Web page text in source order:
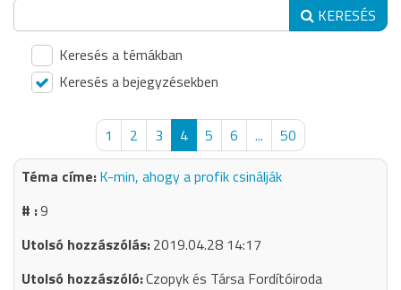
KERESÉS
Keresés a témákban
Keresés a bejegyzésekben
1 2 3 4 5 6 ...
50
K-min, ahogy a profik csinálják
9
2019.04.28 14:17
Czopyk és Társa Fordítóiroda